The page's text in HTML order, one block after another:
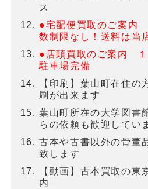
ス
●宅配便買取のご案内
数制限なし！送料は当
●店頭買取のご案内
駐車場完備
【印刷】葉山町在住の
刷が出来ます
葉山町所在の大学図書
らの依頼も歓迎してい
古本や古書以外の骨董
致します
【動画】古本買取の東
内